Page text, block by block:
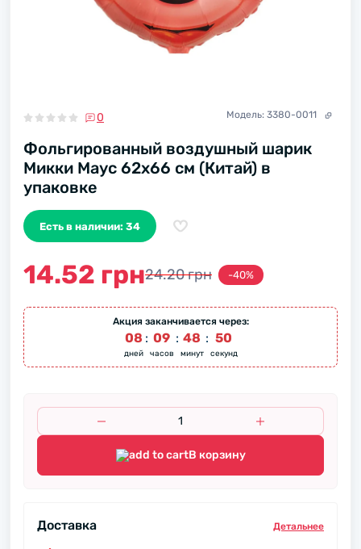
0 Модель: 3380-0011
Фольгированный воздушный шарик
Микки Маус 62х66 см (Китай) в
упаковке
Есть в наличии: 34
14.52 грн24.20 грн -40%
Акция заканчивается через:
08
дней
: 09
часов
: 48
минут
: 50
секунд
В корзину
Доставка Детальнее